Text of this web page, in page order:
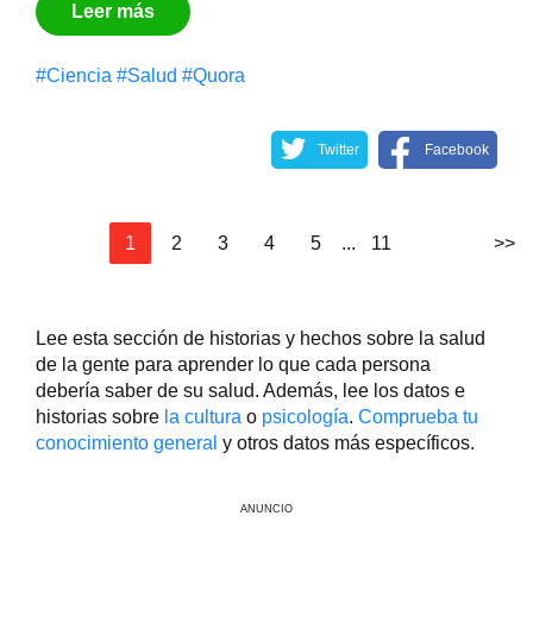
Leer más
#Сiencia #Salud #Quora
Twitter Facebook
1 2 3 4 5 ... 11 >>
Lee esta sección de historias y hechos sobre la salud
de la gente para aprender lo que cada persona
debería saber de su salud. Además, lee los datos e
historias sobre la cultura o psicología. Comprueba tu
conocimiento general y otros datos más específicos.
ANUNCIO